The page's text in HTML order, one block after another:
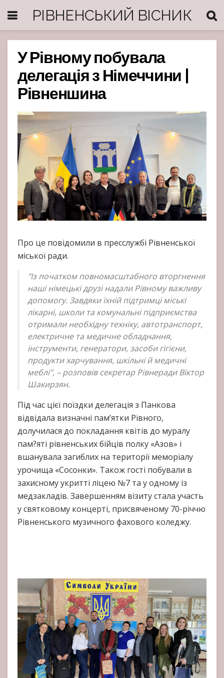
РІВНЕНСЬКИЙ ВІСНИК
У Рівному побувала
делегація з Німеччини |
Рівненшина
Про це повідомили в пресслужбі Рівненської
міської ради.
"Із початком повномасштабного вторгнення
наші німецькі друзі надали Рівному важливу
допомогу. Завдяки їхній підтримці міські
лікарні, школи та комунальні підприємства
отримали необхідну техніку, автотранспорт,
електричне та медичне обладнання,
інструменти, генератори, засоби гігієни,
продукти харчування, шкільні й медичні
меблі", – розповів секретар Рівнеради Віктор
Шакирзян.
Під час цієї поїздки делегація з Панкова
відвідала визначні пам’ятки Рівного,
долучилася до покладання квітів до муралу
пам?яті рівненських бійців полку «Азов» і
вшанувала загиблих на території меморіалу
урочища «Сосонки». Також гості побували в
захисному укритті ліцею №7 та у одному із
медзакладів. Завершенням візиту стала участь
у святковому концерті, присвяченому 70-річчю
Рівненського музичного фахового коледжу.